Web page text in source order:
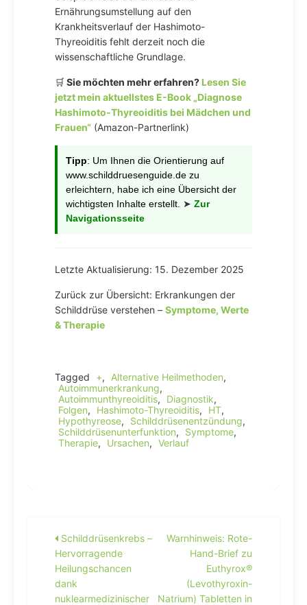
Ernährungsumstellung auf den
Krankheitsverlauf der Hashimoto-
Thyreoiditis fehlt derzeit noch die
wissenschaftliche Grundlage.
🛒 Sie möchten mehr erfahren? Lesen Sie
jetzt mein aktuellstes E-Book „Diagnose
Hashimoto-Thyreoiditis bei Mädchen und
Frauen“ (Amazon-Partnerlink)
Tipp: Um Ihnen die Orientierung auf
www.schilddruesenguide.de zu
erleichtern, habe ich eine Übersicht der
wichtigsten Inhalte erstellt. ➤ Zur
Navigationsseite
Letzte Aktualisierung: 15. Dezember 2025
Zurück zur Übersicht: Erkrankungen der
Schilddrüse verstehen – Symptome, Werte
& Therapie
Tagged +, Alternative Heilmethoden,
Autoimmunerkrankung,
Autoimmunthyreoiditis, Diagnostik,
Folgen, Hashimoto-Thyreoiditis, HT,
Hypothyreose, Schilddrüsenentzündung,
Schilddrüsenunterfunktion, Symptome,
Therapie, Ursachen, Verlauf
Beitragsnavigation
Schilddrüsenkrebs –
Hervorragende
Heilungschancen
dank
nuklearmedizinischer
Warnhinweis: Rote-
Hand-Brief zu
Euthyrox®
(Levothyroxin-
Natrium) Tabletten in